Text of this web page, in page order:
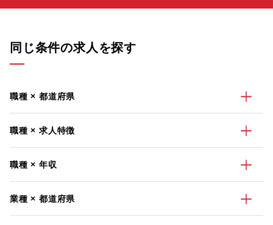
同じ条件の求人を探す
職種 × 都道府県
職種 × 求人特徴
職種 × 年収
業種 × 都道府県